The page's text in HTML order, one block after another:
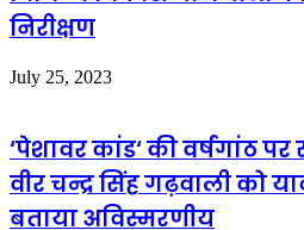
निरीक्षण
July 25, 2023
‘पेशावर कांड‘ की वर्षगांठ
वीर चन्द्र सिंह गढ़वाली को
बताया अविस्मरणीय